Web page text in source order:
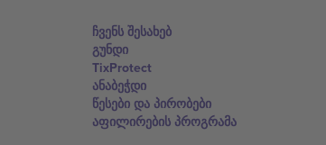
ჩვენს შესახებ
გუნდი
TixProtect
ანაბეჭდი
წესები და პირობები
აფილირების პროგრამა